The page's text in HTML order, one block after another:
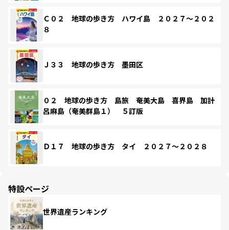
Ｃ０２ 地球の歩き方 ハワイ島 ２０２７～２０２
８
Ｊ３３ 地球の歩き方 墨田区
０２ 地球の歩き方 島旅 奄美大島 喜界島 加計
呂麻島（奄美群島１） ５訂版
Ｄ１７ 地球の歩き方 タイ ２０２７～２０２８
特設ページ
世界遺産ランキング